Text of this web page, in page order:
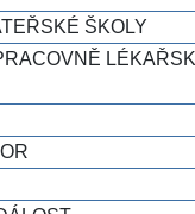
ŠKOLY